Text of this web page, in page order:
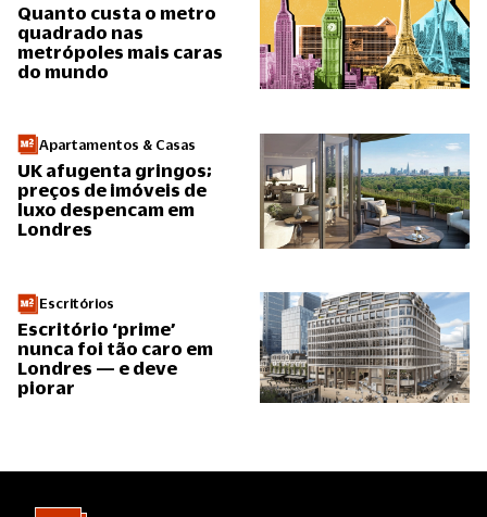
Quanto custa o metro
quadrado nas
metrópoles mais caras
do mundo
Apartamentos & Casas
UK afugenta gringos;
preços de imóveis de
luxo despencam em
Londres
Escritórios
Escritório ‘prime’
nunca foi tão caro em
Londres — e deve
piorar